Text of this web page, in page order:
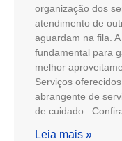
organização dos
atendimento de
aguardam na fila.
fundamental para
melhor
Serviços
abrangente de
de cuidado:
Leia mais »